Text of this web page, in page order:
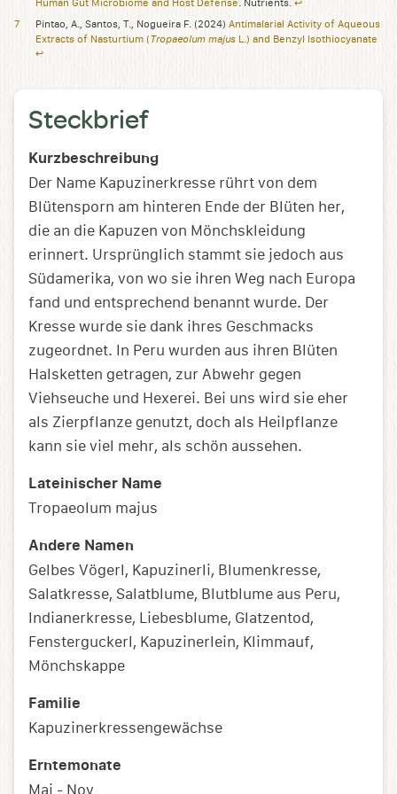
Human Gut Microbiome and Host Defense. Nutrients. ↩︎
Pintao, A., Santos, T., Nogueira F. (2024) Antimalarial Activity of Aqueous
Extracts of Nasturtium (Tropaeolum majus L.) and Benzyl Isothiocyanate
↩︎
Steckbrief
Kurzbeschreibung
Der Name Kapuzinerkresse rührt von dem
Blütensporn am hinteren Ende der Blüten her,
die an die Kapuzen von Mönchskleidung
erinnert. Ursprünglich stammt sie jedoch aus
Südamerika, von wo sie ihren Weg nach Europa
fand und entsprechend benannt wurde. Der
Kresse wurde sie dank ihres Geschmacks
zugeordnet. In Peru wurden aus ihren Blüten
Halsketten getragen, zur Abwehr gegen
Viehseuche und Hexerei. Bei uns wird sie eher
als Zierpflanze genutzt, doch als Heilpflanze
kann sie viel mehr, als schön aussehen.
Lateinischer Name
Tropaeolum majus
Andere Namen
Gelbes Vögerl, Kapuzinerli, Blumenkresse,
Salatkresse, Salatblume, Blutblume aus Peru,
Indianerkresse, Liebesblume, Glatzentod,
Fensterguckerl, Kapuzinerlein, Klimmauf,
Mönchskappe
Familie
Kapuzinerkressengewächse
Erntemonate
Mai - Nov